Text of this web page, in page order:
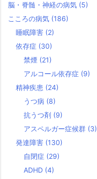
脳・脊髄・神経の病気 (5)
こころの病気 (186)
睡眠障害 (2)
依存症 (30)
禁煙 (21)
アルコール依存症 (9)
精神疾患 (24)
うつ病 (8)
抗うつ剤 (9)
アスペルガー症候群 (3)
発達障害 (130)
自閉症 (29)
ADHD (4)